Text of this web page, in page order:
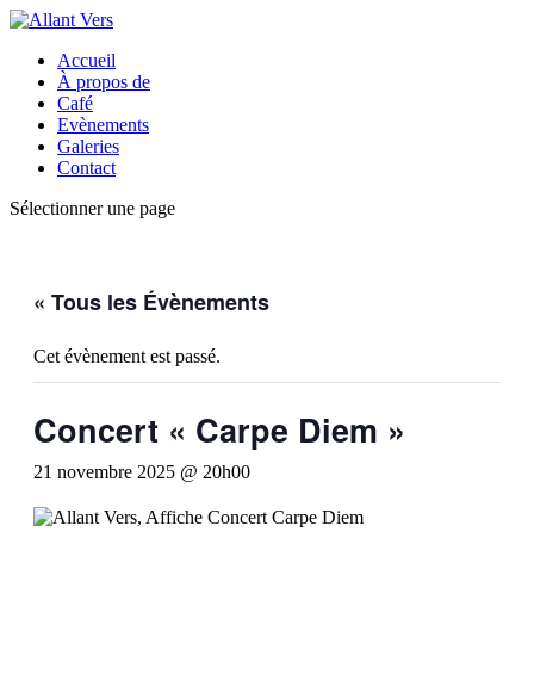
Accueil
À propos de
Café
Evènements
Galeries
Contact
Sélectionner une page
« Tous les Évènements
Cet évènement est passé.
Concert « Carpe Diem »
21 novembre 2025 @ 20h00